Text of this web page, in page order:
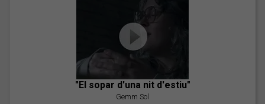
"El sopar d'una nit d'estiu"
Gemm Sol